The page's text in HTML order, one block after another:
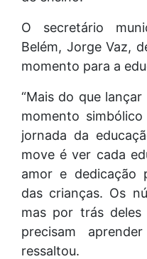
O secretário
Belém, Jorge Vaz,
momento para a
“Mais do que
momento
jornada da
move é ver cada
amor e dedicação
das crianças. Os
mas por trás deles
precisam
ressaltou.